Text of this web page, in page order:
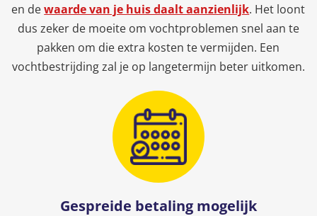
en dewaarde van je huis daalt aanzienlijk. Het loont
dus zeker de moeite om vochtproblemen snel aan te
pakken om die extra kosten te vermijden. Een
vochtbestrijding zal je op langetermijn beter uitkomen.
Gespreide betaling mogelijk